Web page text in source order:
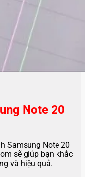
Note 20
Samsung Note 20
sẽ giúp bạn khắc
và hiệu quả.